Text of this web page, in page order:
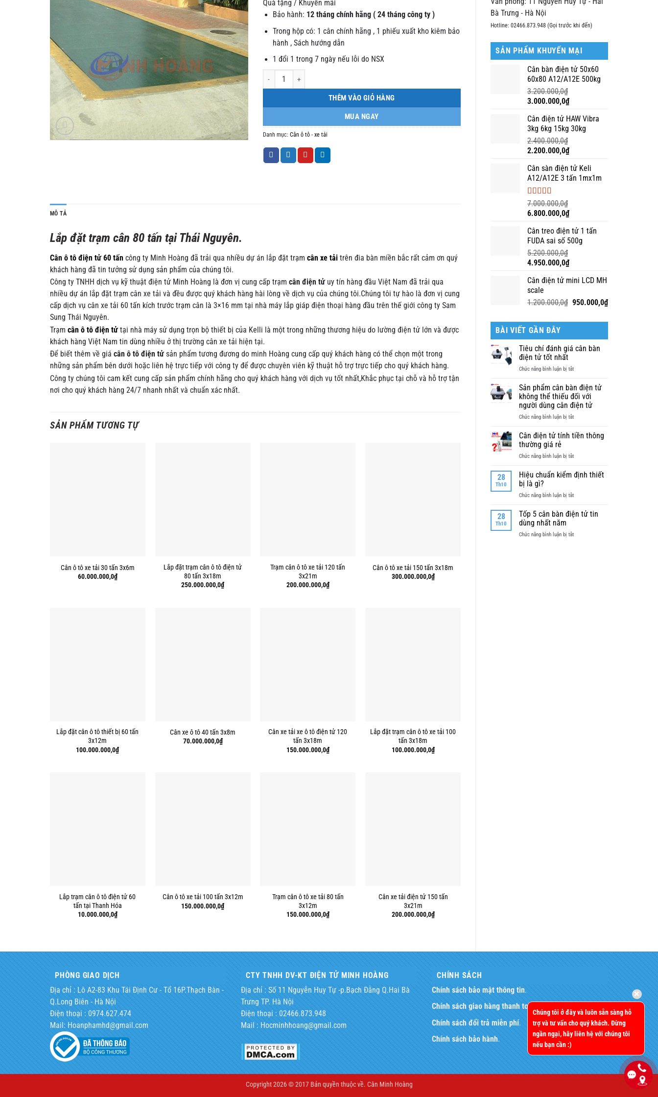
Bà Trưng - Hà Nội
Hotline: 02466.873.948 (Gọi trước khi đến)
SẢN PHẨM KHUYẾN MẠI
Cân bàn điện tử 50x60
60x80 A12/A12E 500kg
3.200.000,0₫
Giá
là:
3.200.000,0₫.
3.000.000,0₫Giá
tại
là:
Cân điện tử HAW Vibra
3kg 6kg 15kg 30kg
2.400.000,0₫
Giá
là:
2.400.000,0₫.
2.200.000,0₫Giá
tại
là:
Cân sàn điện tử Keli
A12/A12E 3 tấn 1mx1m
Được xếp
hạng5.005
sao
7.000.000,0₫
Giá
là:
7.000.000,0₫.
6.800.000,0₫Giá
tại
là:
Cân treo điện tử 1 tấn
FUDA sai số 500g
5.200.000,0₫
Giá
là:
5.200.000,0₫.
4.950.000,0₫Giá
tại
4.950.000,0₫.
Cân điện tử mini LCD MH
scale
1.200.000,0₫ Giá
là:
950.000,0₫Giá
tại
950.000,0₫.
BÀI VIẾT GẦN ĐÂY
Tiêu chí đánh giá cân bàn
điện tử tốt nhất
Chức năng bình luận bị tắtở
chí
đánh
giá
cân
bàn
tử
Sản phẩm cân bàn điện tử
không thể thiếu đối với
người dùng cân điện tử
Chức năng bình luận bị tắtở
phẩm
điện
không
người
cân
Cân điện tử tính tiền thông
thường giá rẻ
Chức năng bình luận bị tắtở
điện
tiền
thường
28
Th10
Hiệu chuẩn kiểm định thiết
bị là gì?
Chức năng bình luận bị tắtở
chuẩn
kiểm
thiết
28
Th10
Tốp 5 cân bàn điện tử tin
dùng nhất năm
Chức năng bình luận bị tắtở
Quà tặng / Khuyến mãi
Bảo hành: 12 tháng chính hãng ( 24 tháng công ty )
Trong hộp có: 1 cân chính hãng , 1 phiếu xuất kho kiêm bảo
hành , Sách hướng dẫn
1 đổi 1 trong 7 ngày nếu lỗi do NSX
Lắp đặt trạm cân ô tô cân xe tải 60 tấn Thái Nguyên số lượng
THÊM VÀO GIỎ HÀNG
MUA NGAY
Danh mục: Cân ô tô - xe tải
MÔ TẢ
Lắp đặt trạm cân 80 tấn tại Thái Nguyên.
Cân ô tô điện tử 60 tấn công ty Minh Hoàng đã trải qua nhiều dự án lắp đặt trạm cân xe tải trên đia bàn miền bắc rất cảm ơn quý
khách hàng đã tin tưởng sử dụng sản phẩm của chúng tôi.
Công ty TNHH dịch vụ kỹ thuật điện tử Minh Hoàng là đơn vị cung cấp trạm cân điện tử uy tín hàng đầu Việt Nam đã trải qua
nhiều dự án lắp đặt trạm cân xe tải và đều được quý khách hàng hài lòng về dịch vụ của chúng tôi.Chúng tôi tự hào là đơn vị cung
cấp dịch vụ cân xe tải 60 tấn kích trước trạm cân là 3×16 mm tại nhà máy lắp giáp điện thoại hàng đầu trên thế giới công ty Sam
Sung Thái Nguyên.
Trạm cân ô tô điện tử tại nhà máy sử dụng trọn bộ thiết bị của Kelli là một trong những thương hiệu do lường điện tử lớn và được
khách hàng Việt Nam tin dùng nhiều ở thị trường cân xe tải hiện tại.
Để biết thêm về giá cân ô tô điện tử sản phẩm tương đương do minh Hoàng cung cấp quý khách hàng có thể chọn một trong
những sản phẩm bên dưới hoặc liên hệ trực tiếp với công ty để được chuyên viên kỹ thuật hỗ trợ trực tiếp cho quý khách hàng.
Công ty chúng tôi cam kết cung cấp sản phẩm chính hãng cho quý khách hàng với dịch vụ tốt nhất,Khắc phục tại chỗ và hỗ trợ tận
nơi cho quý khách hàng 24/7 nhanh nhất và chuẩn xác nhất.
SẢN PHẨM TƯƠNG TỰ
Cân ô tô xe tải 30 tấn 3x6m
60.000.000,0₫
Lắp đặt trạm cân ô tô điện tử
80 tấn 3x18m
250.000.000,0₫
Trạm cân ô tô xe tải 120 tấn
3x21m
200.000.000,0₫
Cân ô tô xe tải 150 tấn 3x18m
300.000.000,0₫
Lắp đặt cân ô tô thiết bị 60 tấn
3x12m
100.000.000,0₫
Cân xe ô tô 40 tấn 3x8m
70.000.000,0₫
Cân xe tải xe ô tô điện tử 120
tấn 3x18m
150.000.000,0₫
Lắp đặt trạm cân ô tô xe tải 100
tấn 3x18m
100.000.000,0₫
Lắp trạm cân ô tô điện tử 60
tấn tại Thanh Hóa
10.000.000,0₫
Cân ô tô xe tải 100 tấn 3x12m
150.000.000,0₫
Trạm cân ô tô xe tải 80 tấn
3x12m
150.000.000,0₫
Cân xe tải điện tử 150 tấn
3x21m
200.000.000,0₫
PHÒNG GIAO DỊCH
Địa chỉ : Lô A2-83 Khu Tái Định Cư - Tổ 16P.Thạch Bàn -
Q.Long Biên - Hà Nội
Điện thoại : 0974.627.474
Mail: Hoanphamhd@gmail.com
CTY TNHH DV-KT ĐIỆN TỬ MINH HOÀNG
Địa chỉ : Số 11 Nguyễn Huy Tự -p.Bạch Đằng Q.Hai Bà
Trưng TP. Hà Nội
Điện thoại : 02466.873.948
Mail : Hocminhhoang@gmail.com
CHÍNH SÁCH
Chính sách bảo mật thông tin.
Chính sách giao hàng thanh toán
Chính sách đổi trả miễn phí.
Chính sách bảo hành.
Copyright 2026 © 2017 Bản quyền thuộc về. Cân Minh Hoàng
Chúng tôi ở đây và luôn sẵn sàng hỗ
trợ và tư vấn cho quý khách. Đừng
ngần ngại, hãy liên hệ với chúng tôi
nếu bạn cần :)